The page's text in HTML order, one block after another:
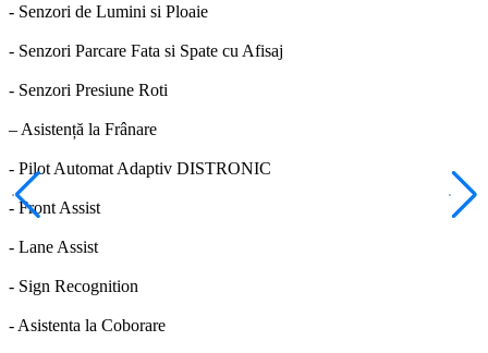
- Senzori de Lumini si Ploaie
- Senzori Parcare Fata si Spate cu Afisaj
- Senzori Presiune Roti
– Asistență la Frânare
- Pilot Automat Adaptiv DISTRONIC
- Front Assist
- Lane Assist
- Sign Recognition
- Asistenta la Coborare